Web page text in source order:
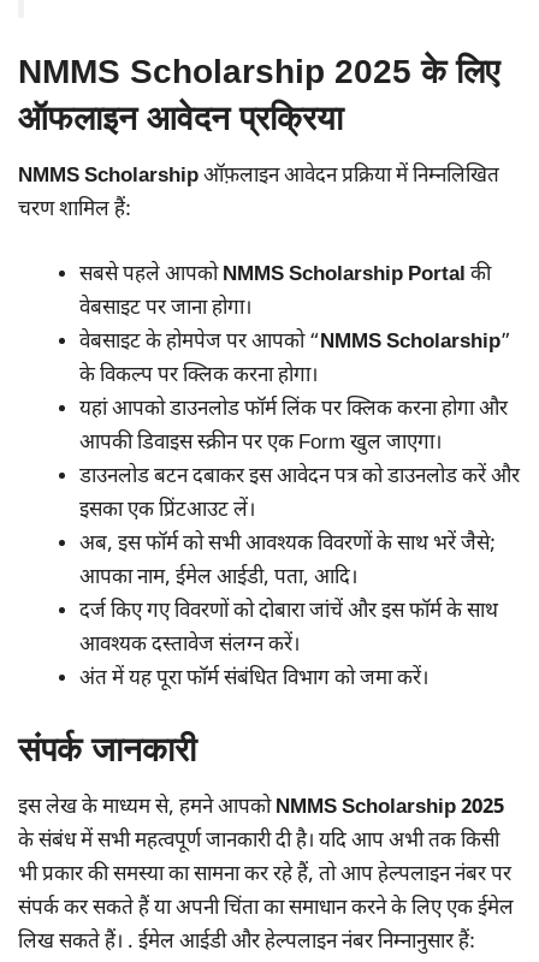
NMMS Scholarship 2025 के लिए
ऑफलाइन आवेदन प्रक्रिया
NMMS Scholarshipऑफ़लाइन आवेदन प्रक्रिया में निम्नलिखित
चरण शामिल हैं:
सबसे पहले आपकोNMMS Scholarship Portal की
वेबसाइट पर जाना होगा।
वेबसाइट के होमपेज पर आपको “NMMS Scholarship”
के विकल्प पर क्लिक करना होगा।
यहां आपको डाउनलोड फॉर्म लिंक पर क्लिक करना होगा और
आपकी डिवाइस स्क्रीन पर एक Form खुल जाएगा।
डाउनलोड बटन दबाकर इस आवेदन पत्र को डाउनलोड करें और
इसका एक प्रिंटआउट लें।
अब, इस फॉर्म को सभी आवश्यक विवरणों के साथ भरें जैसे;
आपका नाम, ईमेल आईडी, पता, आदि।
दर्ज किए गए विवरणों को दोबारा जांचें और इस फॉर्म के साथ
आवश्यक दस्तावेज संलग्न करें।
अंत में यह पूरा फॉर्म संबंधित विभाग को जमा करें।
संपर्क जानकारी
इस लेख के माध्यम से, हमने आपकोNMMS Scholarship 2025
के संबंध में सभी महत्वपूर्ण जानकारी दी है। यदि आप अभी तक किसी
भी प्रकार की समस्या का सामना कर रहे हैं, तो आप हेल्पलाइन नंबर पर
संपर्क कर सकते हैं या अपनी चिंता का समाधान करने के लिए एक ईमेल
लिख सकते हैं। . ईमेल आईडी और हेल्पलाइन नंबर निम्नानुसार हैं: